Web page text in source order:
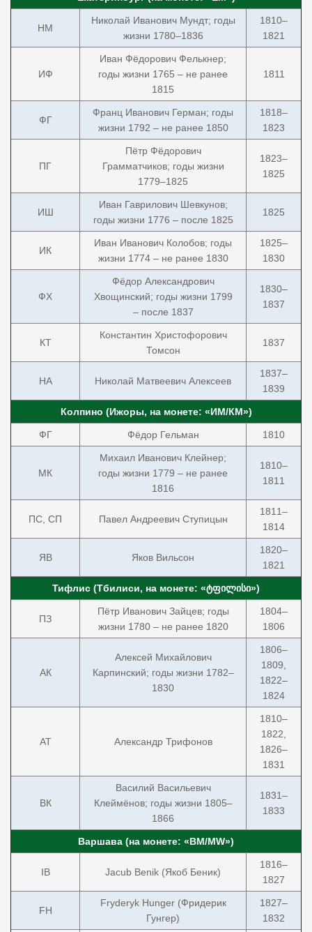
НМ
Николай Иванович Мундт; годы
жизни 1780–1836
1810–
1821
ИФ
Иван Фёдорович Фелькнер;
годы жизни 1765 – не ранее
1815
1811
ФГ
Франц Иванович Герман; годы
жизни 1792 – не ранее 1850
1818–
1823
ПГ
Пётр Фёдорович
Грамматчиков; годы жизни
1779–1825
1823–
1825
ИШ
Иван Гаврилович Шевкунов;
годы жизни 1776 – после 1825
1825
ИК
Иван Иванович Колобов; годы
жизни 1774 – не ранее 1830
1825–
1830
ФХ
Фёдор Александрович
Хвощинский; годы жизни 1799
– после 1837
1830–
1837
КТ
Константин Христофорович
Томсон
1837
НА Николай Матвеевич Алексеев
1837–
1839
Колпино (Ижоры, на монете: «ИМ/КМ»)
ФГ Фёдор Гельман 1810
МК
Михаил Иванович Клейнер;
годы жизни 1779 – не ранее
1816
1810–
1811
ПС, СП Павел Андреевич Ступицын
1811–
1814
ЯВ Яков Вильсон
1820–
1821
Тифлис (Тбилиси, на монете: «ტფილისი»)
ПЗ
Пётр Иванович Зайцев; годы
жизни 1780 – не ранее 1820
1804–
1806
АК
Алексей Михайлович
Карпинский; годы жизни 1782–
1830
1806–
1809,
1822–
1824
АТ Александр Трифонов
1810–
1822,
1826–
1831
ВК
Василий Васильевич
Клеймёнов; годы жизни 1805–
1866
1831–
1833
Варшава (на монете: «ВМ/MW»)
IB Jacub Benik (Якоб Беник)
1816–
1827
FH
Fryderyk Hunger (Фридерик
Гунгер)
1827–
1832